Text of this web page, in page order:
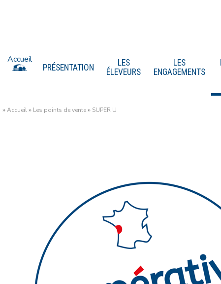
Accueil
PRÉSENTATION
LES
ÉLEVEURS
LES
ENGAGEMENTS
››Accueil›› Les points de vente›› SUPER U